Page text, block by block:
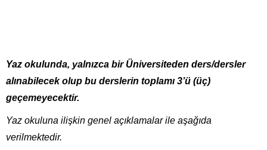
Yaz okulunda, yalnızca bir Üniversiteden ders/dersler
alınabilecek olup bu derslerin toplamı 3’ü (üç)
geçemeyecektir.
Yaz okuluna ilişkin genel açıklamalar ile aşağıda
verilmektedir.